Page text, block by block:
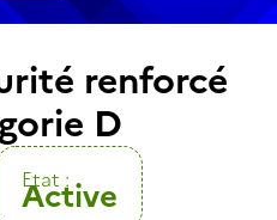
renforcé
D
Etat :
Active